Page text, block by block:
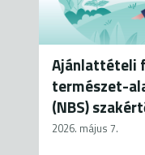
Ajánlattételi
természet-
(NBS)
2026. május 7.